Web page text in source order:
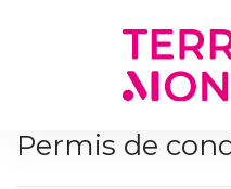
Permis de